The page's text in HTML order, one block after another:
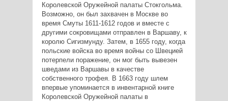
Королевской Оружейной палаты Стокгольма.
Возможно, он был захвачен в Москве во
время Смуты 1611-1612 годов и вместе с
другими сокровищами отправлен в Варшаву, к
королю Сигизмунду. Затем, в 1655 году, когда
польские войска во время войны со Швецией
потерпели поражение, он мог быть вывезен
шведами из Варшавы в качестве
собственного трофея. В 1663 году шлем
впервые упоминается в инвентарной книге
Королевской Оружейной палаты в